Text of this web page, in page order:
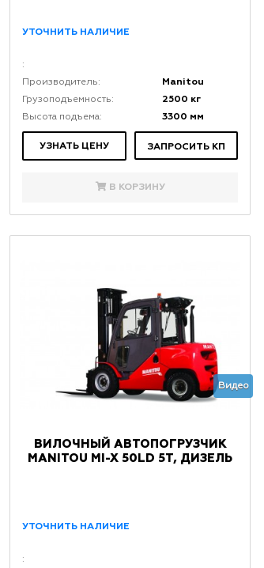
УТОЧНИТЬ НАЛИЧИЕ
:
Производитель:
Manitou
Грузоподъемность: 2500 кг
Высота подъема: 3300 мм
УЗНАТЬ ЦЕНУ ЗАПРОСИТЬ КП
В КОРЗИНУ
Видео
ВИЛОЧНЫЙ АВТОПОГРУЗЧИК
MANITOU MI-X 50LD 5Т, ДИЗЕЛЬ
УТОЧНИТЬ НАЛИЧИЕ
: